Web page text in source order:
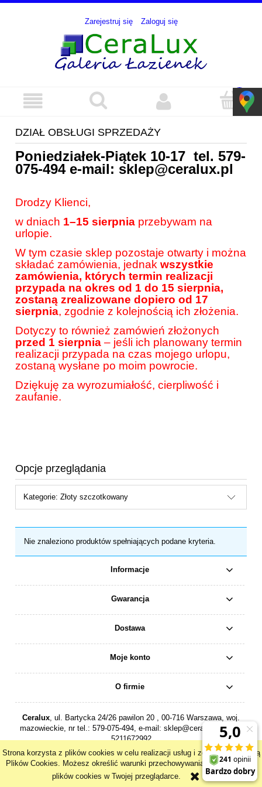
Strona korzysta z plików cookies w celu realizacji usług i zgodnie z Polityką
Plików Cookies. Możesz określić warunki przechowywania lub dostępu do
plików cookies w Twojej przeglądarce.
Zarejestruj się Zaloguj się
DZIAŁ OBSŁUGI SPRZEDAŻY
Poniedziałek-Piątek 10-17 tel. 579-
075-494e-mail: sklep@ceralux.pl
Drodzy Klienci,
w dniach 1–15 sierpnia przebywam na
urlopie.
W tym czasie sklep pozostaje otwarty i można
składać zamówienia, jednak wszystkie
zamówienia, których termin realizacji
przypada na okres od 1 do 15 sierpnia,
zostaną zrealizowane dopiero od 17
sierpnia, zgodnie z kolejnością ich złożenia.
Dotyczy to również zamówień złożonych
przed 1 sierpnia – jeśli ich planowany termin
realizacji przypada na czas mojego urlopu,
zostaną wysłane po moim powrocie.
Dziękuję za wyrozumiałość, cierpliwość i
zaufanie.
Opcje przeglądania
Kategorie: Złoty szczotkowany
Nie znaleziono produktów spełniających podane kryteria.
Informacje
Gwarancja
Dostawa
Moje konto
O firmie
Ceralux , ul. Bartycka 24/26 pawilon 20 , 00-716 Warszawa, woj.
mazowieckie, nr tel.: 579-075-494 , e-mail: sklep@ceralux.pl, NIP:
5211672992
pokaż pełną wersję strony
Sklep internetowy Shoper.pl